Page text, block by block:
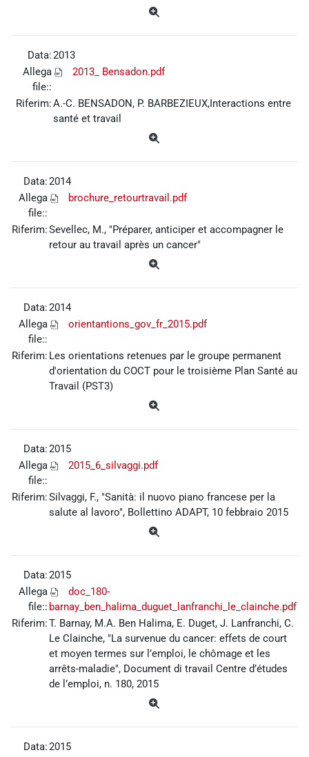
Data:2013
Allega
file::
2013_ Bensadon.pdf
Riferim:A.-C. BENSADON, P. BARBEZIEUX,Interactions entre
santé et travail
Data:2014
Allega
file::
brochure_retourtravail.pdf
Riferim:Sevellec, M., "Préparer, anticiper et accompagner le
retour au travail après un cancer"
Data:2014
Allega
file::
orientantions_gov_fr_2015.pdf
Riferim: Les orientations retenues par le groupe permanent
d'orientation du COCT pour le troisième Plan Santé au
Travail (PST3)
Data:2015
Allega
file::
2015_6_silvaggi.pdf
Riferim:Silvaggi, F., "Sanità: il nuovo piano francese per la
salute al lavoro", Bollettino ADAPT, 10 febbraio 2015
Data:2015
Allega
file::
doc_180-
barnay_ben_halima_duguet_lanfranchi_le_clainche.pdf
Riferim:T. Barnay, M.A. Ben Halima, E. Duget, J. Lanfranchi, C.
Le Clainche, "La survenue du cancer: effets de court
et moyen termes sur l’emploi, le chômage et les
arrêts-maladie", Document di travail Centre d’études
de l’emploi, n. 180, 2015
Data:2015